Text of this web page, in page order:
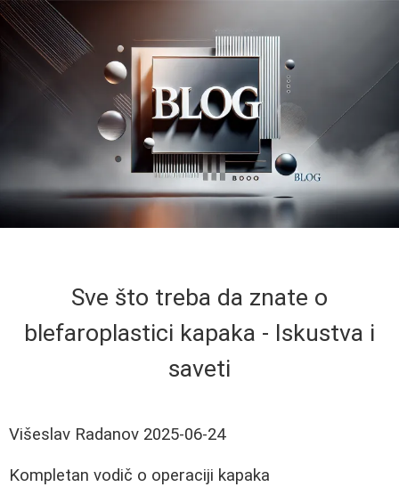
Sve što treba da znate o
blefaroplastici kapaka - Iskustva i
saveti
Višeslav Radanov 2025-06-24
Kompletan vodič o operaciji kapaka